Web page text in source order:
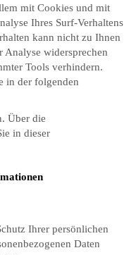
mit Cookies und mit
Ihres Surf-Verhaltens
kann nicht zu Ihnen
Analyse widersprechen
Tools verhindern.
in der folgenden
Über die
in dieser
Ihrer persönlichen
Daten